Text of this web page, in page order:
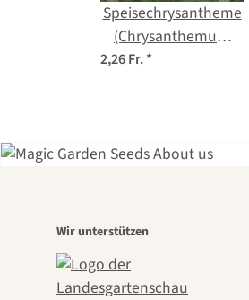
Speisechrysantheme
(Chrysanthemum
coronarium) Bio
2,26 Fr.*
Wir unterstützen